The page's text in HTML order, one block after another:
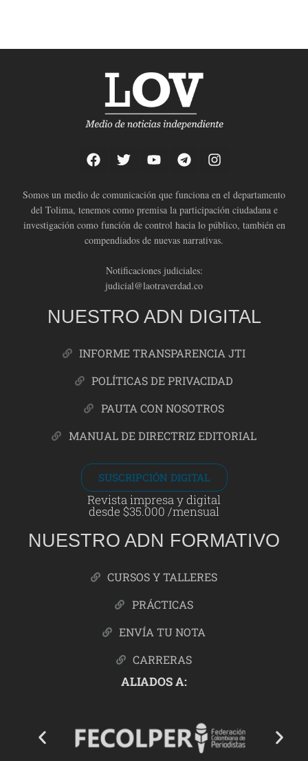
Somos un medio de comunicación que funciona en el departamento
del Tolima, tenemos como premisa la participación ciudadana e
investigación como función de control hacia lo público, también en
compendiados de nuevas narrativas.
Notificaciones judiciales:
judicial@laotraverdad.co
NUESTRO ADN DIGITAL
INFORME TRANSPARENCIA JTI
POLÍTICAS DE PRIVACIDAD
PAUTA CON NOSOTROS
MANUAL DE DIRECTRIZ EDITORIAL
SUSCRIPCIÓN DIGITAL
Revista impresa y digital
desde $35.000 /mensual
NUESTRO ADN FORMATIVO
CURSOS Y TALLERES
PRÁCTICAS
ENVÍA TU NOTA
CARRERAS
ALIADOS A: